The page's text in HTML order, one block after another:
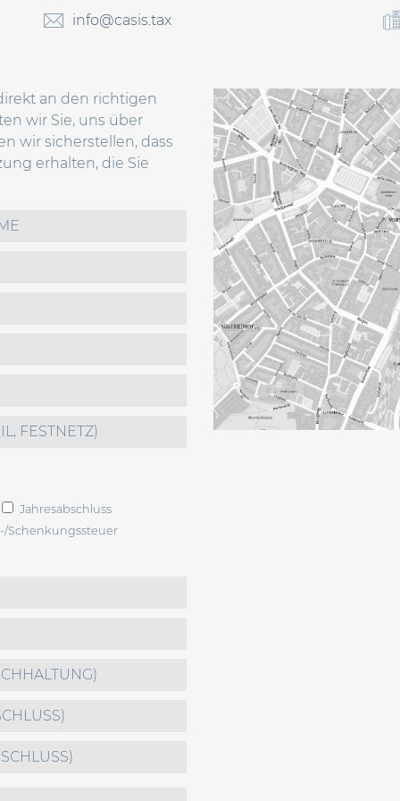
info@casis.tax
an den richtigen
wir Sie, uns über
wir sicherstellen, dass
erhalten, die Sie
Jahresabschluss
Schenkungssteuer